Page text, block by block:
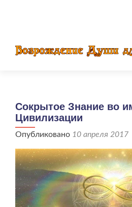
Сокрытое Знание во
Цивилизации
Опубликовано 10 апреля